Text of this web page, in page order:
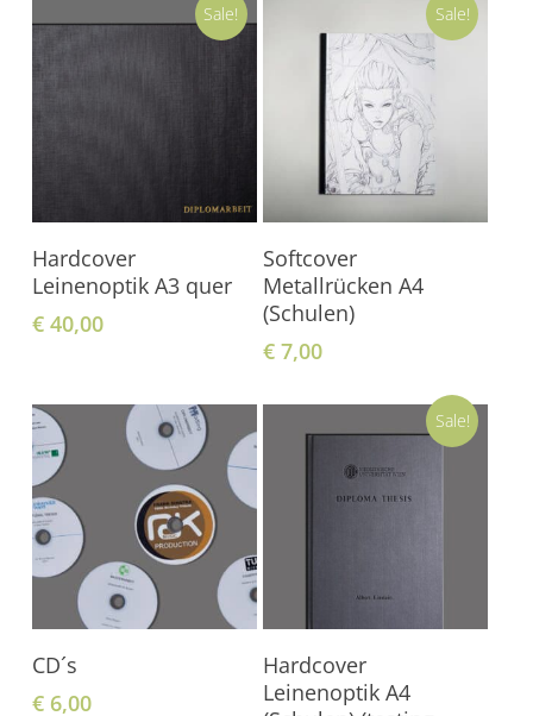
Sale!
Hardcover
Leinenoptik A3 quer
€40,00
Sale!
Softcover
Metallrücken A4
(Schulen)
€ 7,00
CD´s
€6,00
Sale!
Hardcover
Leinenoptik A4